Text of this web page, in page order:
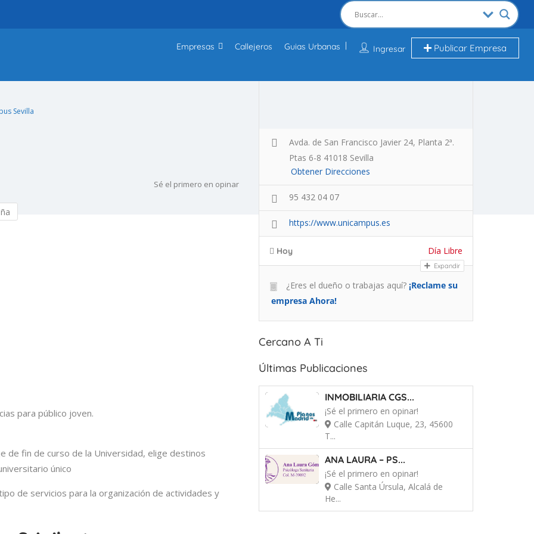
Ingresar Publicar Empresa
Empresas Callejeros Guias Urbanas
Sevilla
Sé el primero en opinar
para público joven.
de fin de curso de la Universidad, elige destinos
único
de servicios para la organización de actividades y
Avda. de San Francisco Javier 24, Planta 2ª.
Ptas 6-8 41018 Sevilla
Obtener Direcciones
95 432 04 07
https://www.unicampus.es
Hoy Día Libre
Expandir
¿Eres el dueño o trabajas aquí? ¡Reclame su
empresa Ahora!
Cercano A Ti
Últimas Publicaciones
INMOBILIARIA CGS...
¡Sé el primero en opinar!
Calle Capitán Luque, 23, 45600
T...
ANA LAURA – PS...
¡Sé el primero en opinar!
Calle Santa Úrsula, Alcalá de
He...